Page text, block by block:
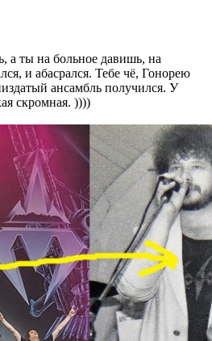
а ты на больное давишь, на
и абасрался. Тебе чё, Гонорею
ансамбль получился. У
скромная. ))))